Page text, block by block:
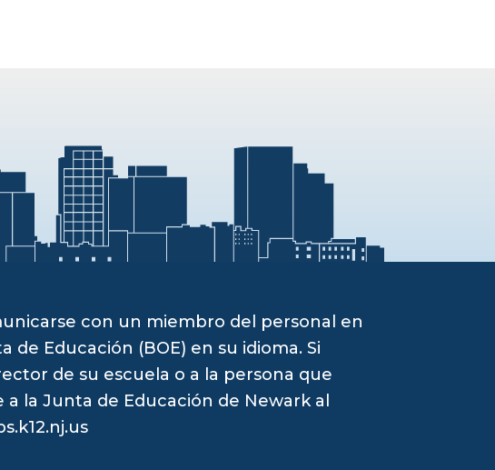
con un miembro del personal en
Educación (BOE) en su idioma. Si
de su escuela o a la persona que
la Junta de Educación de Newark al